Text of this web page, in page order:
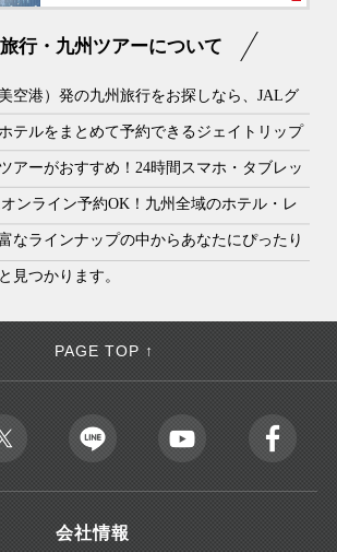
行・九州ツアーについて
空港）発の九州旅行をお探しなら、JALグ
テルをまとめて予約できるジェイトリップ
アーがおすすめ！24時間スマホ・タブレッ
オンライン予約OK！九州全域のホテル・レ
なラインナップの中からあなたにぴったり
見つかります。
PAGE TOP ↑
会社情報